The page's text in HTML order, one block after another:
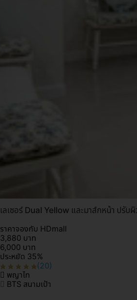
เลเซอร์ Dual Yellow และมาส์กหน้า ปรับผิ
ราคาจองกับ HDmall
3,880 บาท
6,000 บาท
ประหยัด 35%
(20)
พญาไท
BTS สนามเป้า